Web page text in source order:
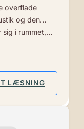
overflade
og den
sig i rummet,…
LÆSNING: ER